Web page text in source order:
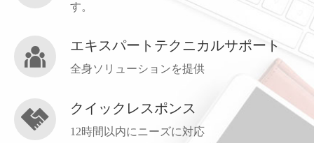
す。
 エキスパートテクニカルサポート
全身ソリューションを提供
 クイックレスポンス
12時間以内にニーズに対応